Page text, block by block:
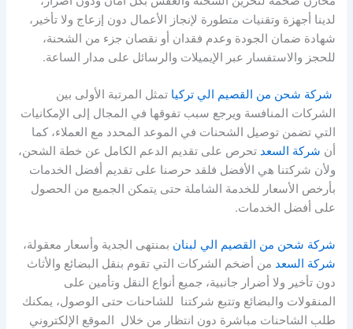
لدينا أجهزة وتقنيات متطورة لإنجاز الأعمال دون إزعاج ولا تأخير،
شهادة ضمان الجودة وعدم فقدان أو نقصان جزء من الشحنة،
للحجز والاستفسار عبر الإيميلات والرسائل على مدار الساعة.
شركة شحن من القصيم الي تركيا تمثل المرتبة الأولى بين
الشركات المنافسة ويرجع سبب تفوقها في المجال إلى الإمكانيات
التي تضمن توصيل الشحنات في الموعد المحدد مع العملاء، كما
أن شركة السعد تحرص على تقديم الدعم الكامل عن خطة الشحن،
ولأن شركتنا هي الأفضل فلقد حرصنا على تقديم أفضل الخدمات
بأرخص الأسعار للخدمة الشاملة حتى يتمكن الجميع من الحصول
على أفضل الخدمات.
شركة شحن من القصيم الي لبنان بمنتهى الجدية وأسعار معقولة،
شركة السعد من أضخم الشركات التي تقوم بنقل البضائع والأثاث
دون تأخير ولا أضرار جانبية، جميع أنواع النقل وتأمين على
المنقولات والبضائع وتتبع شركتنا للشاحنات حتى الوصول، يمكنك
طلب الشاحنات مباشرة دون انتظار من خلال الموقع الإلكتروني